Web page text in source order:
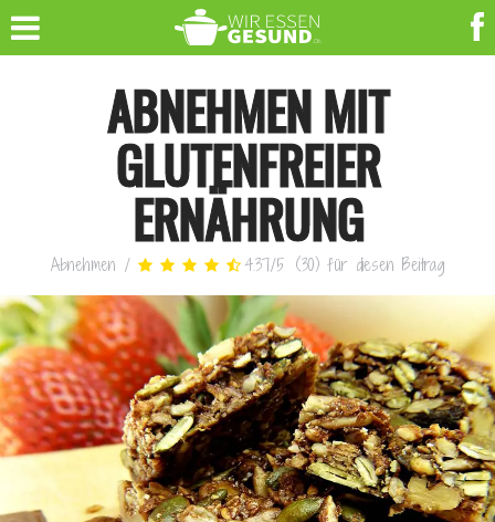
ABNEHMEN MIT
GLUTENFREIER
ERNÄHRUNG
Abnehmen / 4.37/5 (30) für diesen Beitrag